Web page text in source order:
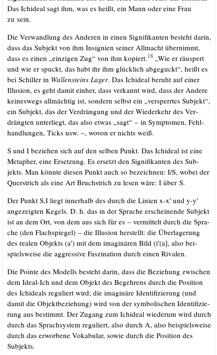
Das Ichide­al sagt ihm, was es heißt, ein Mann oder eine Frau
zu sein.
Die Ver­wand­lung des Ande­ren in einen Signi­fi­kan­ten besteht dar­in,
dass das Sub­jekt von ihm Insi­gni­en sei­ner All­macht über­nimmt,
dass es einen „ein­zi­gen Zug“ von ihm kopiert.18„Wie er räus­pert
und wie er spuckt, das habt ihr ihm glück­lich abge­guckt“, heißt es
bei Schil­ler in Wal­len­steins Lager. Das Ichide­al beruht auf einer
Illu­si­on, es geht damit ein­her, dass ver­kannt wird, dass der Ande­re
kei­nes­wegs all­mäch­tig ist, son­dern selbst ein „ver­sperr­tes Sub­jekt“,
ein Sub­jekt, das der Ver­drän­gung und der Wie­der­kehr des Ver­
dräng­ten unter­liegt, das also etwas „sagt“ – in Sym­pto­men, Fehl­
hand­lun­gen, Ticks usw. –, wovon er nichts weiß.
S und I bezie­hen sich auf den sel­ben Punkt. Das Ichide­al ist eine
Meta­pher, eine Erset­zung. Es ersetzt den Signi­fi­kan­ten des Sub­
jekts. Man könn­te die­sen Punkt auch so bezeich­nen: I/​S, wobei der
Quer­strich als eine Art Bruch­strich zu lesen wäre: I über S.
Der Punkt S,I liegt inner­halb des durch die Lini­en x-x′ und y-y′
ange­zeig­ten Kegels. D. h. das in der Spra­che erschei­nen­de Sub­jekt
ist an dem Ort, von dem aus sich für es – ver­mit­telt durch die Spra­
che (den Flach­spie­gel) – die Illu­si­on her­stellt: die Über­la­ge­rung
des rea­len Objekts (a′) mit dem ima­gi­nä­ren Bild (i′(a], also bei­
spiels­wei­se die aggres­si­ve Fas­zi­na­ti­on durch einen Rivalen.
Die Poin­te des Modells besteht dar­in, dass die Bezie­hung zwi­schen
dem Ide­al-Ich und dem Objekt des Begeh­rens durch die Posi­ti­on
des Ichide­als regu­liert wird; die ima­gi­nä­re Iden­ti­fi­zie­rung (und
damit die Objekt­be­zie­hung) wird von der sym­bo­li­schen Iden­ti­fi­zie­
rung aus bestimmt. Der Zugang zum Ichide­al wie­der­um wird durch
durch das Sprach­sys­tem regu­liert, also durch A, also bei­spiels­wei­se
durch das erwor­be­ne Voka­bu­lar, sowie durch die Posi­ti­on des
Subjekts.